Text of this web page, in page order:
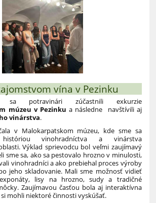
vína v Pezinku
sa potravinári zúčastnili exkurzie
múzeu v Pezinku a následne navštívili aj
vinárstva.
v Malokarpatskom múzeu, kde sme sa
vinohradníctva a vinárstva
Výklad sprievodcu bol veľmi zaujímavý
sme sa, ako sa pestovalo hrozno v minulosti,
vinohradníci a ako prebiehal proces výroby
jeho skladovanie. Mali sme možnosť vidieť
lisy na hrozno, sudy a tradičné
Zaujímavou časťou bola aj interaktívna
mohli niektoré činnosti vyskúšať.